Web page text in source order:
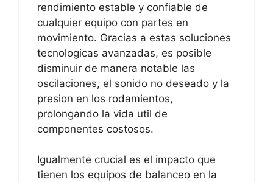
rendimiento estable y confiable de
cualquier equipo con partes en
movimiento. Gracias a estas soluciones
tecnologicas avanzadas, es posible
disminuir de manera notable las
oscilaciones, el sonido no deseado y la
presion en los rodamientos,
prolongando la vida util de
componentes costosos.
Igualmente crucial es el impacto que
tienen los equipos de balanceo en la